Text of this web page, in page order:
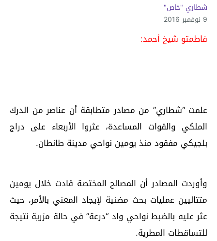
شطاري "خاص"
9 نوفمبر 2016
فاطمتو شيخ أحمد:
علمت “شطاري” من مصادر متطابقة أن عناصر من الدرك
الملكي والقوات المساعدة، عثروا الأربعاء على دراج
بلجيكي مفقود منذ يومين نواحي مدينة طانطان.
وأوردت المصادر أن المصالح المختصة قادت خلال يومين
متتاليين عمليات بحث مضنية لإيجاد المعني بالأمر، حيث
عثر عليه بالضبط نواحي واد “درعة” في حالة مزرية نتيجة
للتساقطات المطرية.